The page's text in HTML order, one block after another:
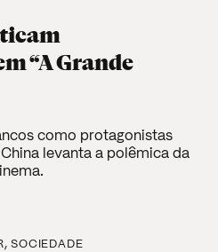
“A Grande
como protagonistas
levanta a polêmica da
SOCIEDADE